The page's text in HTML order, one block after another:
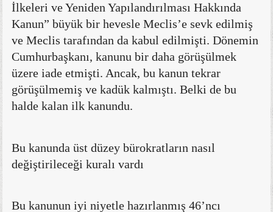
İlkeleri ve Yeniden Yapılandırılması Hakkında
Kanun” büyük bir hevesle Meclis’e sevk edilmiş
ve Meclis tarafından da kabul edilmişti. Dönemin
Cumhurbaşkanı, kanunu bir daha görüşülmek
üzere iade etmişti. Ancak, bu kanun tekrar
görüşülmemiş ve kadük kalmıştı. Belki de bu
halde kalan ilk kanundu.
Bu kanunda üst düzey bürokratların nasıl
değiştirileceği kuralı vardı
Bu kanunun iyi niyetle hazırlanmış 46’ncı